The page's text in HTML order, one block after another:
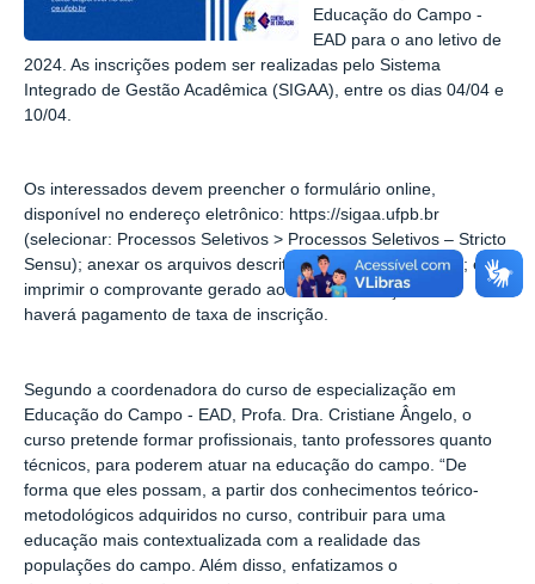
Educação do Campo -
EAD para o ano letivo de
2024. As inscrições podem ser realizadas pelo Sistema
Integrado de Gestão Acadêmica (SIGAA), entre os dias 04/04 e
10/04.
Os interessados devem preencher o formulário online,
disponível no endereço eletrônico: https://sigaa.ufpb.br
(selecionar: Processos Seletivos > Processos Seletivos – Stricto
Sensu); anexar os arquivos descritos no item 2.1 do edital; e
imprimir o comprovante gerado ao final da inscrição. Não
haverá pagamento de taxa de inscrição.
Segundo a coordenadora do curso de especialização em
Educação do Campo - EAD, Profa. Dra. Cristiane Ângelo, o
curso pretende formar profissionais, tanto professores quanto
técnicos, para poderem atuar na educação do campo. “De
forma que eles possam, a partir dos conhecimentos teórico-
metodológicos adquiridos no curso, contribuir para uma
educação mais contextualizada com a realidade das
populações do campo. Além disso, enfatizamos o